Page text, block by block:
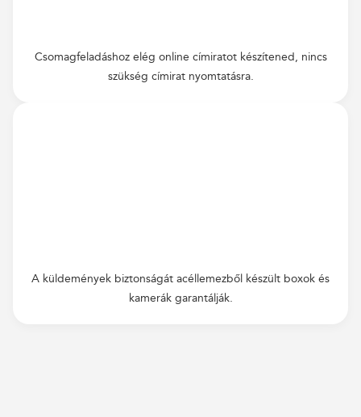
Csomagfeladáshoz elég online címiratot készítened, nincs
szükség címirat nyomtatásra.
A küldemények biztonságát acéllemezből készült boxok és
kamerák garantálják.